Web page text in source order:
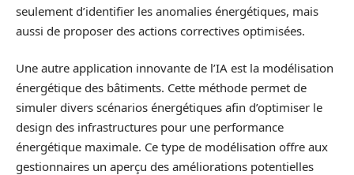
seulement d’identifier les anomalies énergétiques, mais
aussi de proposer des actions correctives optimisées.
Une autre application innovante de l’IA est la modélisation
énergétique des bâtiments. Cette méthode permet de
simuler divers scénarios énergétiques afin d’optimiser le
design des infrastructures pour une performance
énergétique maximale. Ce type de modélisation offre aux
gestionnaires un aperçu des améliorations potentielles